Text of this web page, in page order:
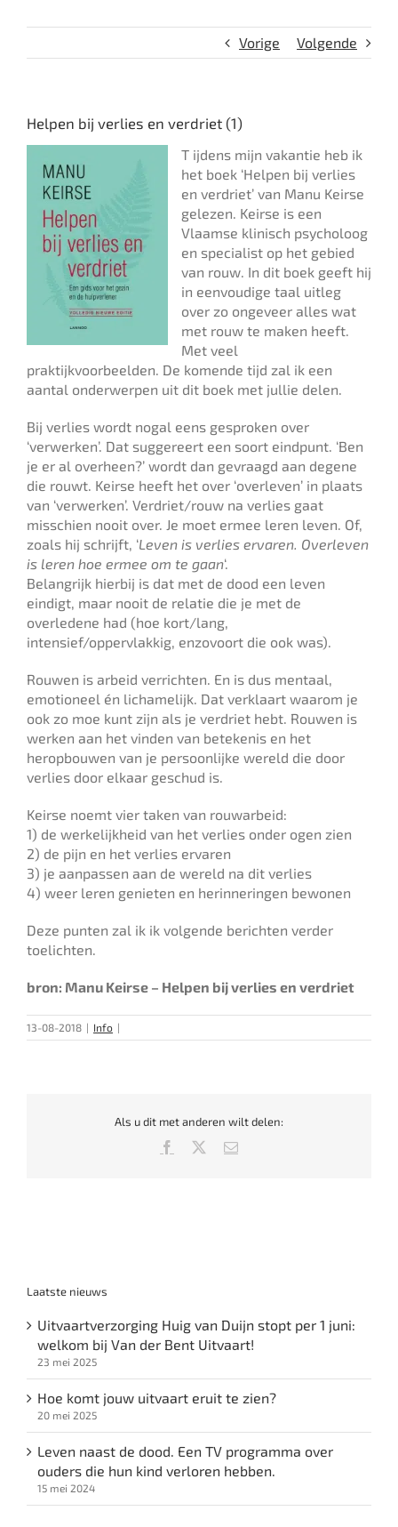
Vorige Volgende
Helpen bij verlies en verdriet (1)
T ijdens mijn vakantie heb ik
het boek ‘Helpen bij verlies
en verdriet’ van Manu Keirse
gelezen. Keirse is een
Vlaamse klinisch psycholoog
en specialist op het gebied
van rouw. In dit boek geeft hij
in eenvoudige taal uitleg
over zo ongeveer alles wat
met rouw te maken heeft.
Met veel
praktijkvoorbeelden. De komende tijd zal ik een
aantal onderwerpen uit dit boek met jullie delen.
Bij verlies wordt nogal eens gesproken over
‘verwerken’. Dat suggereert een soort eindpunt. ‘Ben
je er al overheen?’ wordt dan gevraagd aan degene
die rouwt. Keirse heeft het over ‘overleven’ in plaats
van ‘verwerken’. Verdriet/rouw na verlies gaat
misschien nooit over. Je moet ermee leren leven. Of,
zoals hij schrijft, ‘Leven is verlies ervaren. Overleven
is leren hoe ermee om te gaan‘.
Belangrijk hierbij is dat met de dood een leven
eindigt, maar nooit de relatie die je met de
overledene had (hoe kort/lang,
intensief/oppervlakkig, enzovoort die ook was).
Rouwen is arbeid verrichten. En is dus mentaal,
emotioneel én lichamelijk. Dat verklaart waarom je
ook zo moe kunt zijn als je verdriet hebt. Rouwen is
werken aan het vinden van betekenis en het
heropbouwen van je persoonlijke wereld die door
verlies door elkaar geschud is.
Keirse noemt vier taken van rouwarbeid:
1) de werkelijkheid van het verlies onder ogen zien
2) de pijn en het verlies ervaren
3) je aanpassen aan de wereld na dit verlies
4) weer leren genieten en herinneringen bewonen
Deze punten zal ik ik volgende berichten verder
toelichten.
bron: Manu Keirse – Helpen bij verlies en verdriet
13-08-2018 | Info |
Als u dit met anderen wilt delen:
Facebook
E-
Laatste nieuws
Uitvaartverzorging Huig van Duijn stopt per 1 juni:
welkom bij Van der Bent Uitvaart!
23 mei 2025
Hoe komt jouw uitvaart eruit te zien?
20 mei 2025
Leven naast de dood. Een TV programma over
ouders die hun kind verloren hebben.
15 mei 2024